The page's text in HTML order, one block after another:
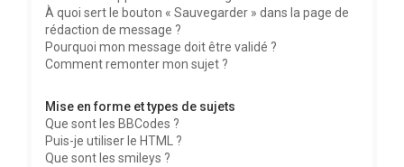
À quoi sert le bouton « Sauvegarder » dans la page de
rédaction de message ?
Pourquoi mon message doit être validé ?
Comment remonter mon sujet ?
Mise en forme et types de sujets
Que sont les BBCodes ?
Puis-je utiliser le HTML ?
Que sont les smileys ?